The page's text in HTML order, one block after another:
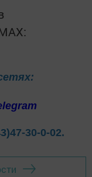
30-0-02.